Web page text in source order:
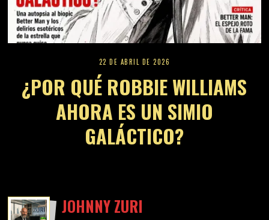
22 DE ABRIL DE 2026
¿POR QUÉ ROBBIE WILLIAMS
AHORA ES UN SIMIO
GALÁCTICO?
JOHNNY ZURI